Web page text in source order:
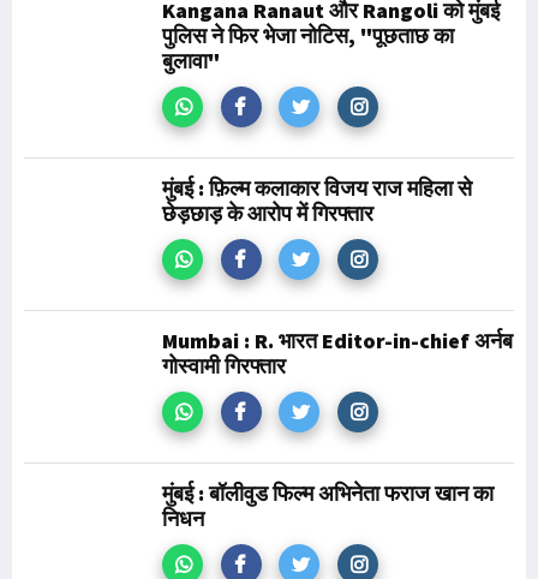
Kangana Ranaut और Rangoli को मुंबई
पुलिस ने फिर भेजा नोटिस, "पूछताछ का
बुलावा"
मुंबई : फ़िल्म कलाकार विजय राज महिला से
छेड़छाड़ के आरोप में गिरफ्तार
Mumbai : R. भारत Editor-in-chief अर्नब
गोस्वामी गिरफ्तार
मुंबई : बॉलीवुड फिल्म अभिनेता फराज खान का
निधन